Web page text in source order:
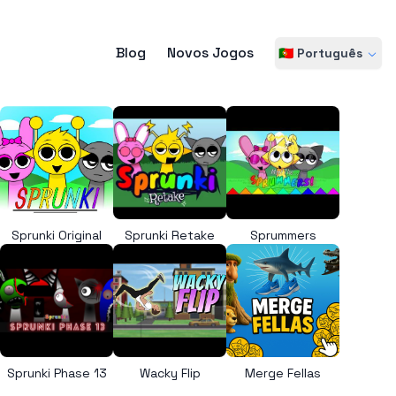
Blog Novos Jogos 🇵🇹 Português
Sprunki Original Sprunki Retake Sprummers
Sprunki Phase 13 Wacky Flip Merge Fellas